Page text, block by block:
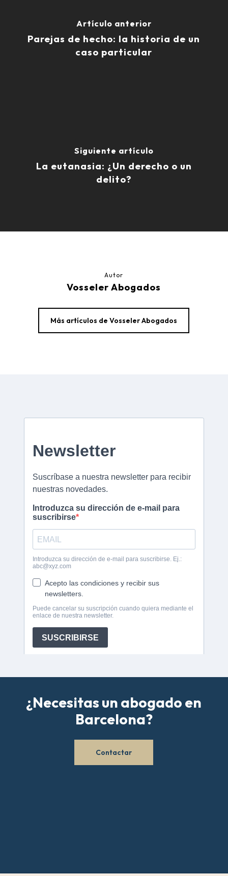
Artículo anterior
Parejas de hecho: la historia de un
caso particular
Siguiente artículo
La eutanasia: ¿Un derecho o un
delito?
Autor
Vosseler Abogados
Más artículos de Vosseler Abogados
¿Necesitas un abogado en
Barcelona?
Contactar